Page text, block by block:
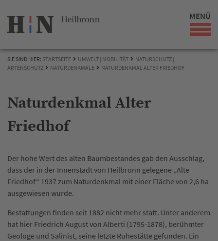
MENÜ
SIE SIND HIER: STARTSEITE UMWELT | MOBILITÄT
NATURSCHUTZ |
ARTENSCHUTZ
NATURDENKMALE NATURDENKMAL ALTER FRIEDHOF
Naturdenkmal Alter
Friedhof
Der hohe Wert des alten Baumbestandes gab den Ausschlag,
dass der in der Innenstadt von Heilbronn gelegene „Alte
Friedhof“ 1937 zum Naturdenkmal mit einer Fläche von 2,6 ha
ausgewiesen wurde.
Bestattungen finden seit 1882 nicht mehr statt. Unter anderem
hat hier Friedrich August von Alberti (1795-1878), berühmter
Geologe und Salinist, seine letzte Ruhestätte gefunden. Ein